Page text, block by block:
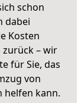
schon
dabei
Kosten
zurück – wir
für Sie, das
von
helfen kann.